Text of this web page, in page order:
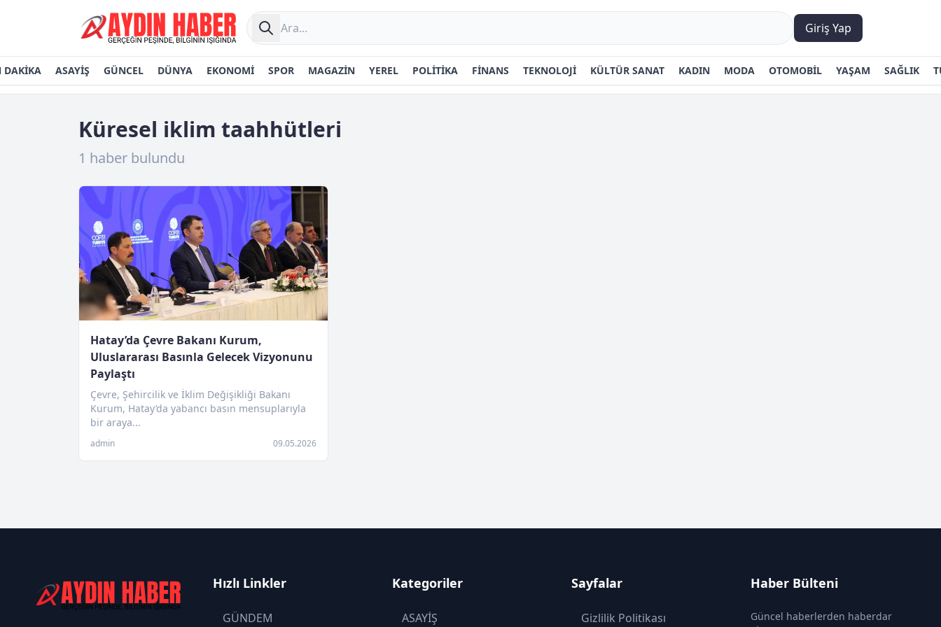
Giriş Yap
DAKİKA ASAYİŞ GÜNCEL DÜNYA EKONOMİ SPOR MAGAZİN YEREL POLİTİKA FİNANS TEKNOLOJİ KÜLTÜR SANAT KADIN MODA OTOMOBİL YAŞAM SAĞLIK
Küresel iklim taahhütleri
1 haber bulundu
Hatay’da Çevre Bakanı Kurum,
Uluslararası Basınla Gelecek Vizyonunu
Paylaştı
Çevre, Şehircilik ve İklim Değişikliği Bakanı
Kurum, Hatay’da yabancı basın mensuplarıyla
bir araya...
admin 09.05.2026
Hızlı Linkler
GÜNDEM
Kategoriler
ASAYİŞ
Sayfalar
Gizlilik Politikası
Haber Bülteni
Güncel haberlerden haberdar